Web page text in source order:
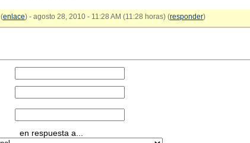
(enlace) - agosto 28, 2010 - 11:28 AM (11:28 horas) (responder)
en respuesta a...